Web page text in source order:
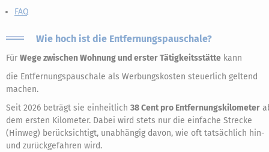
FAQ
Wie hoch ist die Entfernungspauschale?
Für Wege zwischen Wohnung und erster Tätigkeitsstätte kann
die Entfernungspauschale als Werbungskosten steuerlich geltend
machen.
Seit 2026 beträgt sie einheitlich 38 Cent pro Entfernungskilometer
dem ersten Kilometer. Dabei wird stets nur die einfache Strecke
(Hinweg) berücksichtigt, unabhängig davon, wie oft tatsächlich hin-
und zurückgefahren wird.